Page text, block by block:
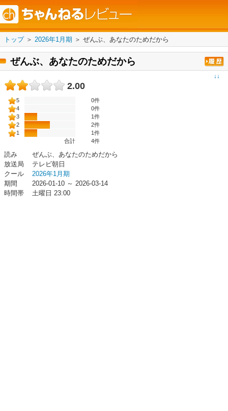
トップ＞ 2026年1月期 ＞ ぜんぶ、あなたのためだから
ぜんぶ、あなたのためだから
↓↓
2.00
5
0件
4
0件
3
1件
2
2件
1
1件
合計
4件
読み
ぜんぶ、あなたのためだから
放送局
テレビ朝日
クール
2026年1月期
期間
2026-01-10 ～ 2026-03-14
時間帯
土曜日 23:00